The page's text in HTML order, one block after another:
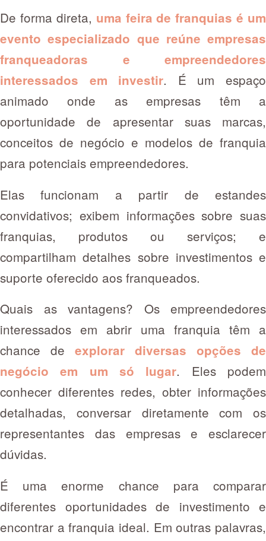
De forma direta, uma feira de franquias é um
evento especializado que reúne empresas
franqueadoras e empreendedores
interessados em investir. É um espaço
animado onde as empresas têm a
oportunidade de apresentar suas marcas,
conceitos de negócio e modelos de franquia
para potenciais empreendedores.
Elas funcionam a partir de estandes
convidativos; exibem informações sobre suas
franquias, produtos ou serviços; e
compartilham detalhes sobre investimentos e
suporte oferecido aos franqueados.
Quais as vantagens? Os empreendedores
interessados em abrir uma franquia têm a
chance de explorar diversas opções de
negócio em um só lugar. Eles podem
conhecer diferentes redes, obter informações
detalhadas, conversar diretamente com os
representantes das empresas e esclarecer
dúvidas.
É uma enorme chance para comparar
diferentes oportunidades de investimento e
encontrar a franquia ideal. Em outras palavras,